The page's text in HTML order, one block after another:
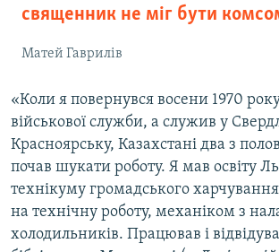
священник не міг бути
Матей Гаврилів
«Коли я повернувся восени 1970
військової служби, а служив у
Красноярську, Казахстані два з
почав шукати роботу. Я мав освіту
технікуму громадського
на технічну роботу, механіком з
холодильників. Працював і